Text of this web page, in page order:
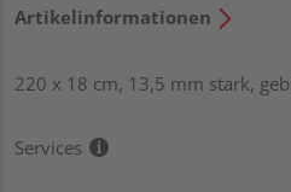
Artikelinformationen
220 x 18 cm, 13,5 mm stark,
Services